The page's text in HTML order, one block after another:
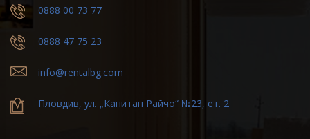
0888 00 73 77
0888 47 75 23
info@rentalbg.com
Пловдив, ул. „Капитан Райчо“ №23, ет. 2